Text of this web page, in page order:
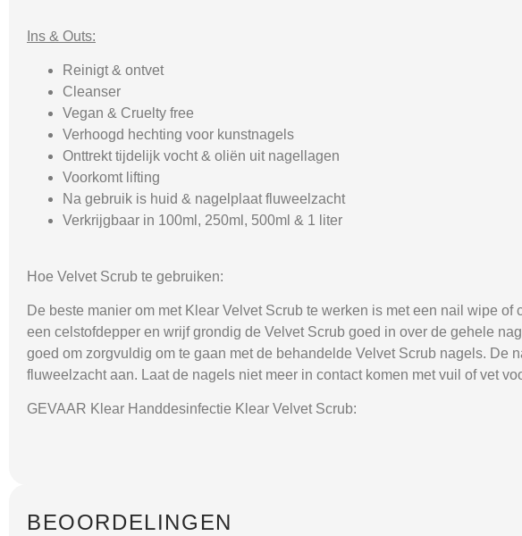
Ins & Outs:
Reinigt & ontvet
Cleanser
Vegan & Cruelty free
Verhoogd hechting voor kunstnagels
Onttrekt tijdelijk vocht & oliën uit nagellagen
Voorkomt lifting
Na gebruik is huid & nagelplaat fluweelzacht
Verkrijgbaar in 100ml, 250ml, 500ml & 1 liter
Hoe Velvet Scrub te gebruiken:
De beste manier om met Klear Velvet Scrub te werken is met een nail wipe
een celstofdepper en wrijf grondig de Velvet Scrub goed in over de gehele
goed om zorgvuldig om te gaan met de behandelde Velvet Scrub nagels.
fluweelzacht aan. Laat de nagels niet meer in contact komen met vuil of vet
GEVAAR Klear Handdesinfectie Klear Velvet Scrub:
BEOORDELINGEN